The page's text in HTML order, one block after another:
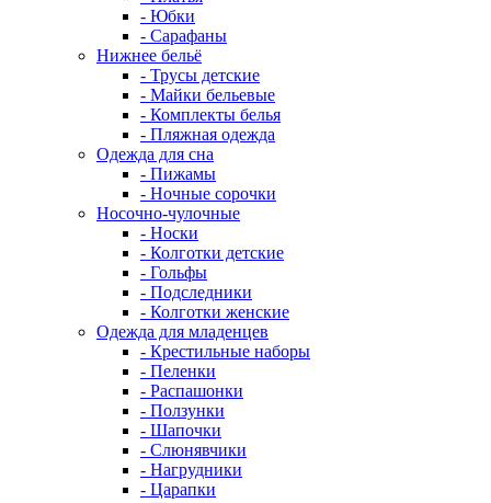
- Юбки
- Сарафаны
Нижнее бельё
- Трусы детские
- Майки бельевые
- Комплекты белья
- Пляжная одежда
Одежда для сна
- Пижамы
- Ночные сорочки
Носочно-чулочные
- Носки
- Колготки детские
- Гольфы
- Подследники
- Колготки женские
Одежда для младенцев
- Крестильные наборы
- Пеленки
- Распашонки
- Ползунки
- Шапочки
- Слюнявчики
- Нагрудники
- Царапки